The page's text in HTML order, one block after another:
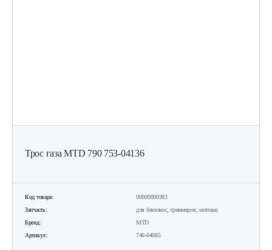
Трос газа MTD 790 753-04136
Код товара:
00000000383
Запчасть:
для бензокос, триммеров, мотокос
Бренд:
MTD
Артикул:
746-04085